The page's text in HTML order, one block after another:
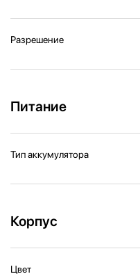
Разрешение
Питание
Тип аккумулятора
Корпус
Цвет